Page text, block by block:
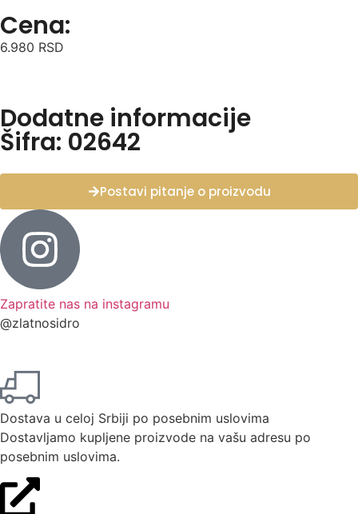
Cena:
6.980 RSD
Dodatne informacije
Šifra: 02642
Postavi pitanje o proizvodu
Zapratite nas na instagramu
@zlatnosidro
Dostava u celoj Srbiji po posebnim uslovima
Dostavljamo kupljene proizvode na vašu adresu po
posebnim uslovima.